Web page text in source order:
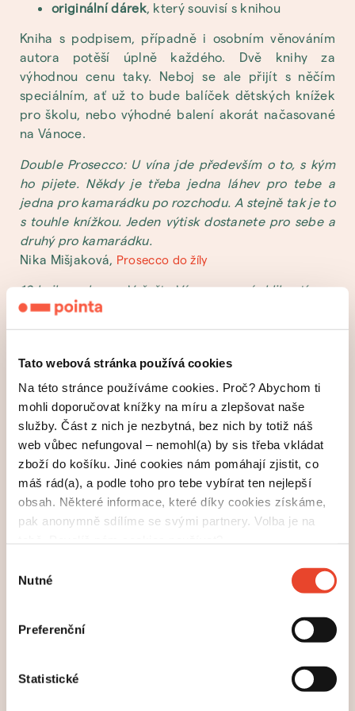
Tato webová stránka používá cookies
Na této stránce používáme cookies. Proč? Abychom ti
mohli doporučovat knížky na míru a zlepšovat naše
služby. Část z nich je nezbytná, bez nich by totiž náš
web vůbec nefungoval – nemohl(a) by sis třeba vkládat
zboží do košíku. Jiné cookies nám pomáhají zjistit, co
máš rád(a), a podle toho pro tebe vybírat ten nejlepší
obsah. Některé informace, které díky cookies získáme,
pak anonymně sdílíme se svými partnery. Volba je na
souhlasu
Nutné
Preferenční
Statistické
originální dárek, který souvisí s knihou
Kniha s podpisem, případně i osobním věnováním
autora potěší úplně každého. Dvě knihy za
výhodnou cenu taky. Neboj se ale přijít s něčím
speciálním, ať už to bude balíček dětských knížek
pro školu, nebo výhodné balení akorát načasované
na Vánoce.
Double Prosecco: U vína jde především o to, s kým
ho pijete. Někdy je třeba jedna láhev pro tebe a
jedna pro kamarádku po rozchodu. A stejně tak je to
s touhle knížkou. Jeden výtisk dostanete pro sebe a
druhý pro kamarádku.
Nika Mišjaková, Prosecco do žíly
10 knih se slevou: Vyřešte Vánoce na pár kliknutí.
Antonín Jíra,Toníkovy čmáranice
něco cenného a krásného, co souvisí s knihou. Třeba
Autorky knihyKomiksodějkyjako odměnu připravily
portrét na míru, autorkaPsího atlasu nabídla
ilustraci navíc, kterou v knize nenajdeš.
Klidně do akce zapoj někoho z knižních kolegů.
Ludmila Bakonyi Selingerová ke knížceO nebi a zemi
přiložila signovanou originální grafiku od
ilustrátorky Elišky Andělové. Instagramerka Alex
Kohoutová zase spolu s grafikem své knihy Petrem
Tríčo, ty p… Chci, aby všichni viděli, jakej
hrudi hrdě nosit slovo z pekla podle mýho výběru. A